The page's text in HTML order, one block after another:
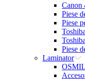
Canon
Piese
Piese
Piese
Laminator